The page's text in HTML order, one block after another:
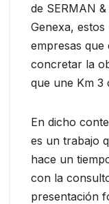
de SERMAN
Genexa,
empresas
concretar la
que une Km 3
En dicho
es un trabajo
hace un
con la
presentación